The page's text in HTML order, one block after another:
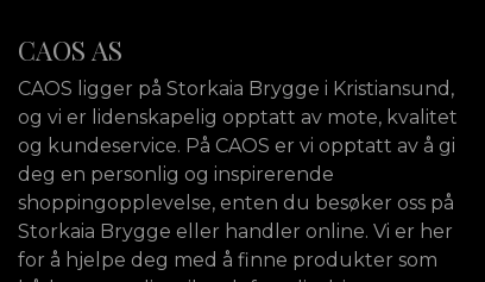
CAOS AS
CAOS ligger på Storkaia Brygge i Kristiansund,
og vi er lidenskapelig opptatt av mote, kvalitet
og kundeservice. På CAOS er vi opptatt av å gi
deg en personlig og inspirerende
shoppingopplevelse, enten du besøker oss på
Storkaia Brygge eller handler online. Vi er her
for å hjelpe deg med å finne produkter som